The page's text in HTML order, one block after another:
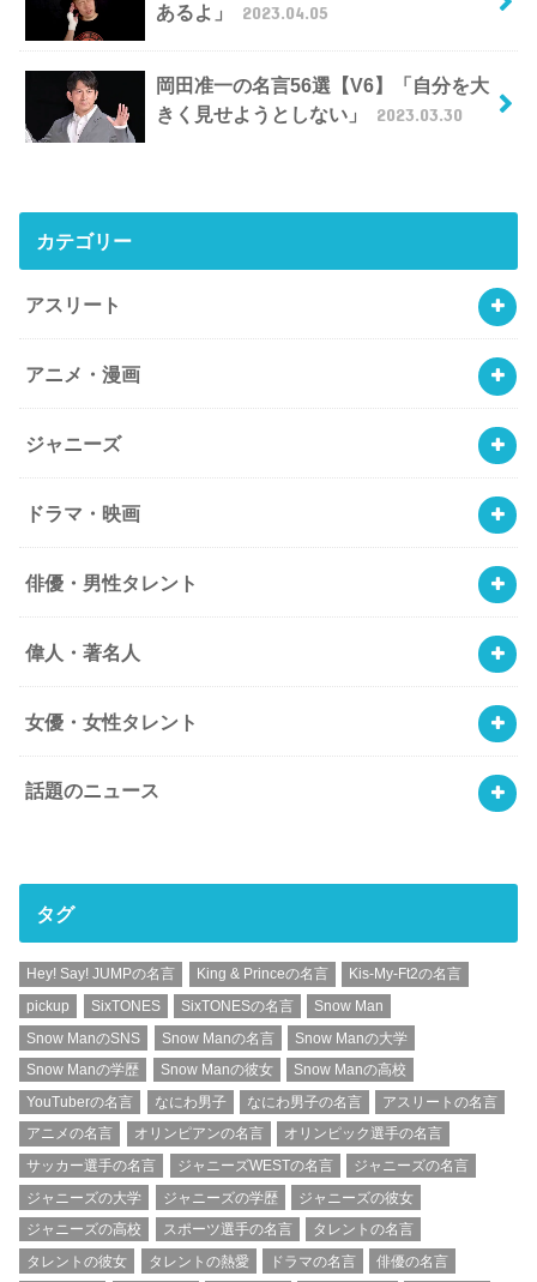
あるよ」
2023.04.05
岡田准一の名言56選【V6】「自分を大
きく見せようとしない」
2023.03.30
カテゴリー
アスリート
アニメ・漫画
ジャニーズ
ドラマ・映画
俳優・男性タレント
偉人・著名人
女優・女性タレント
話題のニュース
タグ
Hey! Say! JUMPの名言 King & Princeの名言
Kis-My-Ft2の名言
pickup
SixTONES SixTONESの名言
Snow Man
Snow ManのSNS
Snow Manの名言
Snow Manの大学
Snow Manの学歴
Snow Manの彼女
Snow Manの高校
YouTuberの名言
なにわ男子 なにわ男子の名言
アスリートの名言
アニメの名言
オリンピアンの名言
オリンピック選手の名言
サッカー選手の名言
ジャニーズWESTの名言
ジャニーズの名言
ジャニーズの大学
ジャニーズの学歴
ジャニーズの彼女
ジャニーズの高校
スポーツ選手の名言
タレントの名言
タレントの彼女
タレントの熱愛 ドラマの名言 俳優の名言